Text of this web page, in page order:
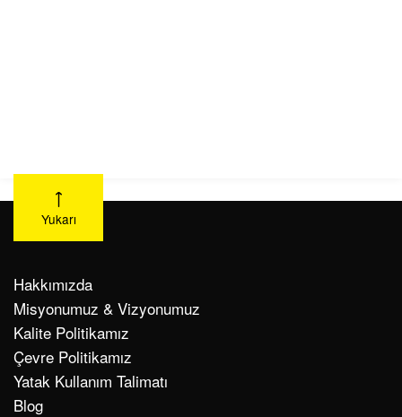
Hakkımızda
Misyonumuz & Vizyonumuz
Kalite Politikamız
Çevre Politikamız
Yatak Kullanım Talimatı
Blog
Yukarı